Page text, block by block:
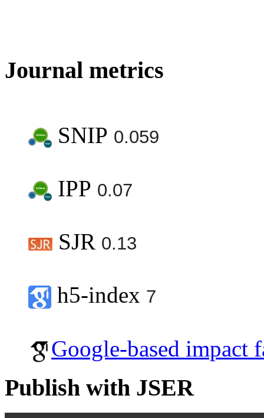
Journal metrics
SNIP 0.059
IPP 0.07
SJR 0.13
h5-index 7
Google-based impact
Publish with JSER